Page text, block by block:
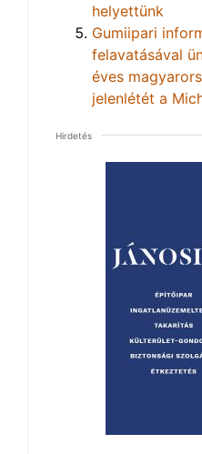
helyettünk
Gumiipari
felavatásával
éves
jelenlétét a
Hirdetés